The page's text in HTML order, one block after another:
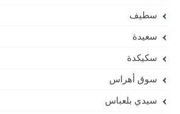
سطيف
سعيدة
سكيكدة
سوق أهراس
سيدي بلعباس